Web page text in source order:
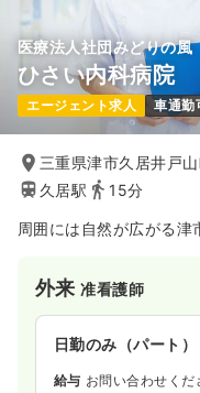
医療法人社団みどりの風
ひさい内科病院
エージェント求人 車通勤
三重県津市久居井戸
久居駅
15分
周囲には自然が広がる
外来准看護師
日勤のみ（パート）
給与 お問い合わせくだ